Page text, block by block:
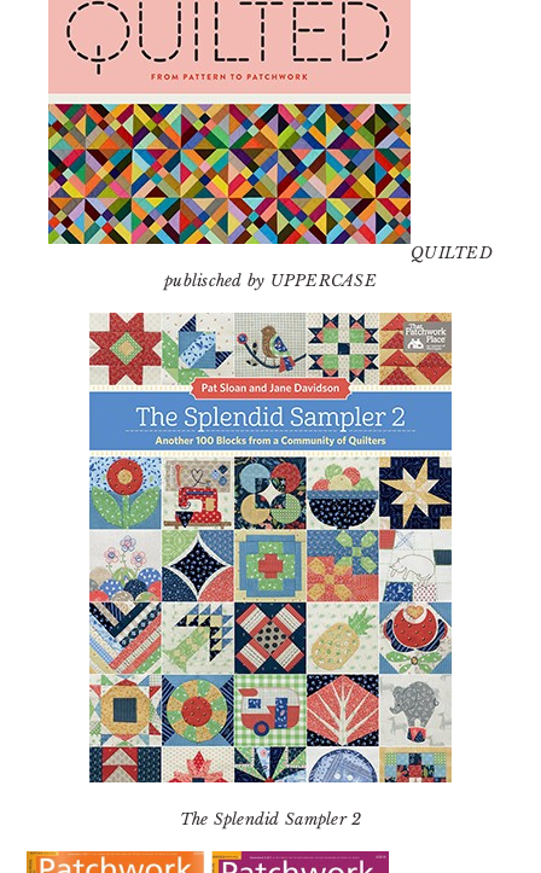
QUILTED
publisched by UPPERCASE
The Splendid Sampler 2